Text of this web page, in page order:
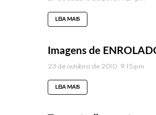
LEIA MAIS
Imagens de
23 de outubro de 2010, 9:15 pm
LEIA MAIS